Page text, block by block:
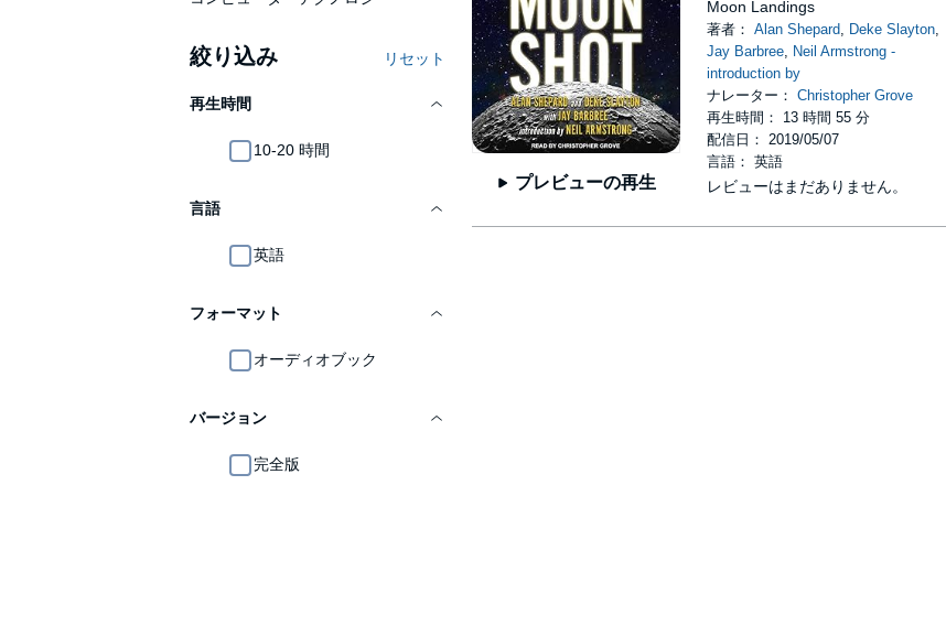
絞り込み リセット
再生時間
10-20 時間
言語
英語
フォーマット
オーディオブック
バージョン
完全版
プレビューの再生
Moon Landings
著者：Alan Shepard, Deke Slayton,
Jay Barbree, Neil Armstrong -
introduction by
ナレーター：Christopher Grove
再生時間： 13 時間 55 分
配信日： 2019/05/07
言語： 英語
レビューはまだありません。